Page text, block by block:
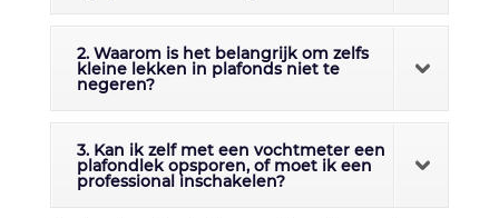
2. Waarom is het belangrijk om zelfs
kleine lekken in plafonds niet te
negeren?
3. Kan ik zelf met een vochtmeter een
plafondlek opsporen, of moet ik een
professional inschakelen?